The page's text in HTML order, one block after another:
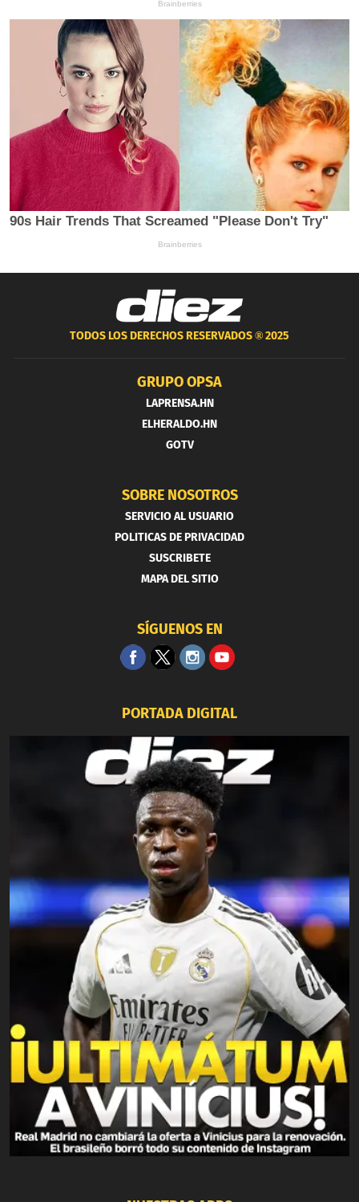
TODOS LOS DERECHOS RESERVADOS ®2025
GRUPO OPSA
LAPRENSA.HN
ELHERALDO.HN
GOTV
SOBRE NOSOTROS
SERVICIO AL USUARIO
POLITICAS DE PRIVACIDAD
SUSCRIBETE
MAPA DEL SITIO
SÍGUENOS EN
PORTADA DIGITAL